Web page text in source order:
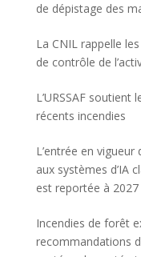
de dépistage des
La CNIL rappelle
de contrôle de
L’URSSAF
récents incendies
L’entrée en vigueur
aux systèmes d’IA
est reportée à 2027
Incendies de forêt
recommandations